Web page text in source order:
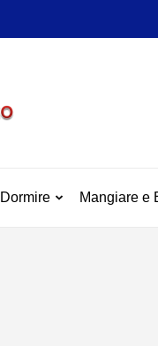
La Vera Guida per
Dormire Mangiare e